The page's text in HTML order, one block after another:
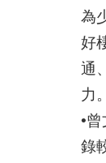
為
好
通
力。
•
錄